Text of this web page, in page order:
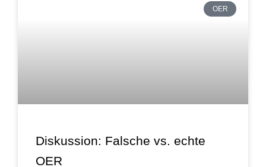
OER
Diskussion: Falsche vs. echte
OER